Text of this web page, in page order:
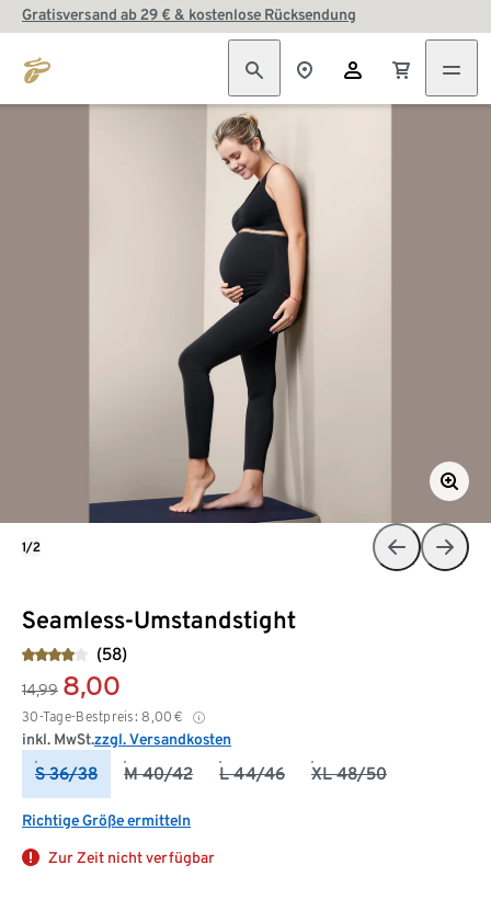
Gratisversand ab 29 € & kostenlose Rücksendung
Seamless-Umstandstight
(58)
14,99 8,00
30-Tage-Bestpreis: 8,00 €
inkl. MwSt.zzgl. Versandkosten
S 36/38 M 40/42 L 44/46 XL 48/50
Richtige Größe ermitteln
Zur Zeit nicht verfügbar
1/2